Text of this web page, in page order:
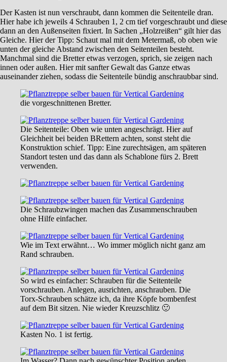
Der Kasten ist nun verschraubt, dann kommen die Seitenteile dran.
Hier habe ich jeweils 4 Schrauben 1, 2 cm tief vorgeschraubt und diese
dann an den Außenseiten fixiert. In Sachen „Holzreißen“ gilt hier das
Gleiche. Hier der Tipp: Schaut mal mit dem Metermaß, ob oben wie
unten der gleiche Abstand zwischen den Seitenteilen besteht.
Manchmal sind die Bretter etwas verzogen, sprich, sie zeigen nach
innen oder außen. Hier mit sanfter Gewalt das Ganze etwas
auseinander ziehen, sodass die Seitenteile bündig anschraubbar sind.
die vorgeschnittenen Bretter.
Die Seitenteile: Oben wie unten angeschrägt. Hier auf
Gleichheit bei beiden BRettern achten, sonst steht die
Konstruktion schief. Tipp: Eine zurechtsägen, am späteren
Standort testen und das dann als Schablone fürs 2. Brett
verwenden.
Die Schraubzwingen machen das Zusammenschrauben
ohne Hilfe einfacher.
Wie im Text erwähnt… Wo immer möglich nicht ganz am
Rand schrauben.
So wird es einfacher: Schrauben für die Seitenteile
vorschrauben. Anlegen, ausrichten, anschrauben. Die
Torx-Schrauben schätze ich, da ihre Köpfe bombenfest
auf dem Bit sitzen. Nie wieder Kreuzschlitz 🙂
Kasten No. 1 ist fertig.